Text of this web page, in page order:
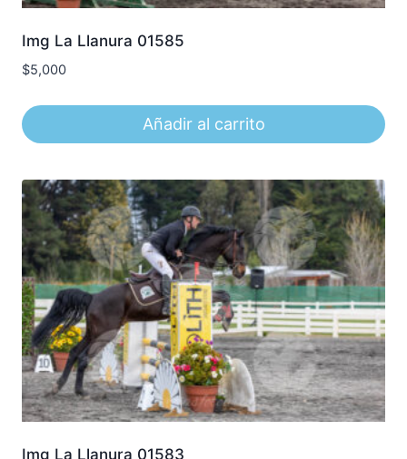
Img La Llanura 01585
$5,000
Añadir al carrito
Img La Llanura 01583